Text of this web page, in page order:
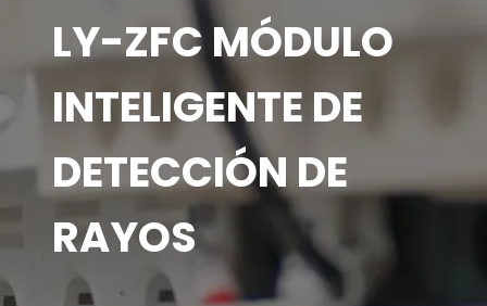
LY-ZFC MÓDULO
INTELIGENTE DE
DETECCIÓN DE
RAYOS